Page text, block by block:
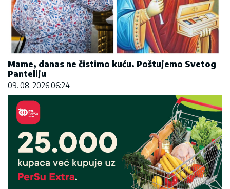
Mame, danas ne čistimo kuću. Poštujemo Svetog
Panteliju
09. 08. 2026 06:24